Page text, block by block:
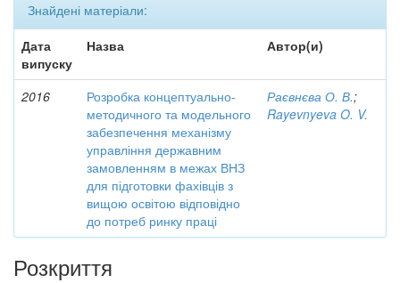
Знайдені матеріали:
Дата
випуску
Назва Автор(и)
2016
Розробка концептуально-
методичного та модельного
забезпечення механізму
управління державним
замовленням в межах ВНЗ
для підготовки фахівців з
вищою освітою відповідно
до потреб ринку праці
Раєвнєва О. В.;
Rayevnyeva O. V.
Розкриття